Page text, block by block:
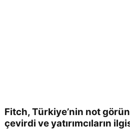
Fitch, Türkiye’nin not
çevirdi ve yatırımcıların